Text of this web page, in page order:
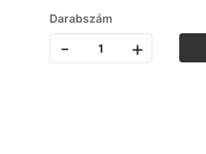
Darabszám
- +